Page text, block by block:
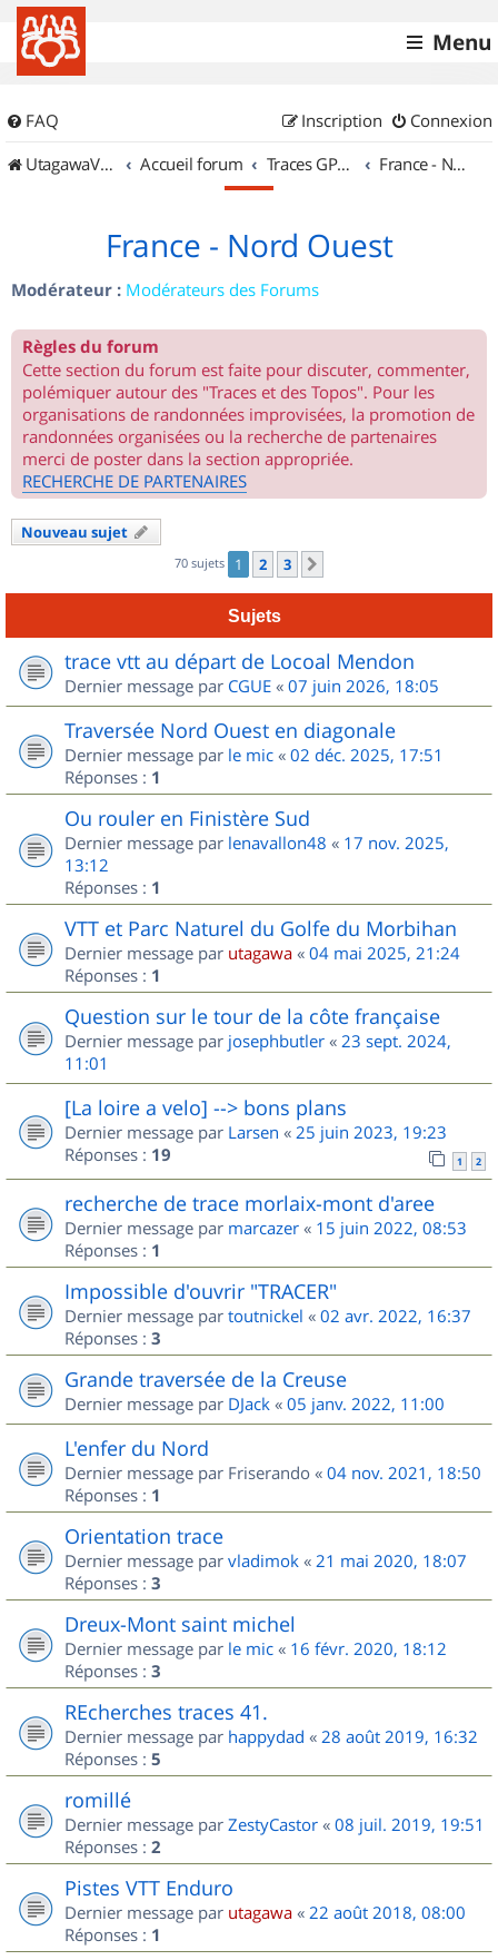
Menu
FAQ Connexion
Inscription
UtagawaVTT (Randos VTT et VTTAE avec traces GPS)
Accueil forum Traces GPS de randos VTT France - Nord Ouest
France - Nord Ouest
Modérateur : Modérateurs des Forums
Règles du forum
Cette section du forum est faite pour discuter, commenter,
polémiquer autour des "Traces et des Topos". Pour les
organisations de randonnées improvisées, la promotion de
randonnées organisées ou la recherche de partenaires
merci de poster dans la section appropriée.
RECHERCHE DE PARTENAIRES
Nouveau sujet
70 sujets 1 2 3
Sujets
trace vtt au départ de Locoal Mendon
Dernier message par CGUE « 07 juin 2026, 18:05
Traversée Nord Ouest en diagonale
Dernier message par le mic « 02 déc. 2025, 17:51
Réponses : 1
Ou rouler en Finistère Sud
Dernier message par lenavallon48 « 17 nov. 2025,
13:12
Réponses : 1
VTT et Parc Naturel du Golfe du Morbihan
Dernier message par utagawa « 04 mai 2025, 21:24
Réponses : 1
Question sur le tour de la côte française
Dernier message par josephbutler « 23 sept. 2024,
11:01
[La loire a velo] --> bons plans
Dernier message par Larsen « 25 juin 2023, 19:23
Réponses : 19 1 2
recherche de trace morlaix-mont d'aree
Dernier message par marcazer « 15 juin 2022, 08:53
Réponses : 1
Impossible d'ouvrir "TRACER"
Dernier message par toutnickel « 02 avr. 2022, 16:37
Réponses : 3
Grande traversée de la Creuse
Dernier message par DJack « 05 janv. 2022, 11:00
L'enfer du Nord
Dernier message par Friserando « 04 nov. 2021, 18:50
Réponses : 1
Orientation trace
Dernier message par vladimok « 21 mai 2020, 18:07
Réponses : 3
Dreux-Mont saint michel
Dernier message par le mic « 16 févr. 2020, 18:12
Réponses : 3
REcherches traces 41.
Dernier message par happydad « 28 août 2019, 16:32
Réponses : 5
romillé
Dernier message par ZestyCastor « 08 juil. 2019, 19:51
Réponses : 2
Pistes VTT Enduro
Dernier message par utagawa « 22 août 2018, 08:00
Réponses : 1